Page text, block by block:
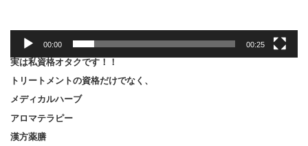
00:00 00:25
実は私資格オタクです！！
トリートメントの資格だけでなく、
メディカルハーブ
アロマテラピー
漢方薬膳